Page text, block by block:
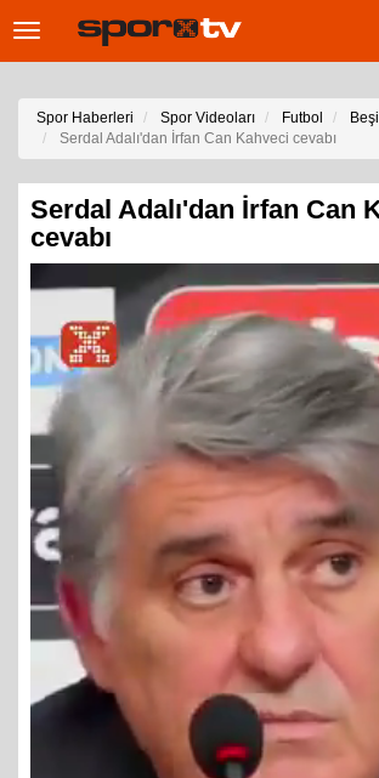
Toggle
Spor Haberleri Spor Videoları Futbol
Serdal Adalı'dan İrfan Can Kahveci cevabı
Serdal Adalı'dan İrfan Can
cevabı